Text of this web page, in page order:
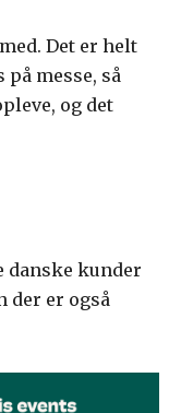
Det er helt
messe, så
og det
danske kunder
der er også